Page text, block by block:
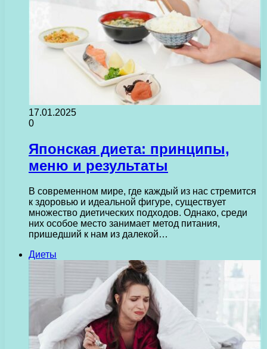
17.01.2025
0
Японская диета: принципы,
меню и результаты
В современном мире, где каждый из нас стремится
к здоровью и идеальной фигуре, существует
множество диетических подходов. Однако, среди
них особое место занимает метод питания,
пришедший к нам из далекой…
Диеты